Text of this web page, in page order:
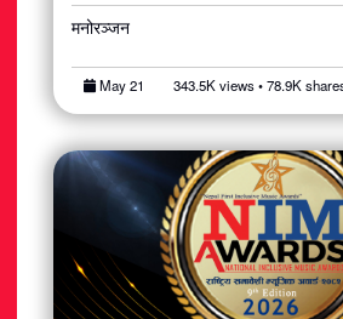
मनोरञ्जन
May 21 343.5K views • 78.9K